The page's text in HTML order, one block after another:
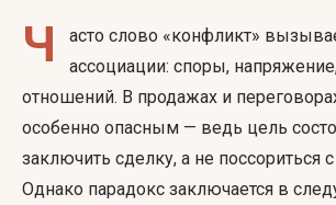
Ч
асто слово «конфликт»
ассоциации: споры,
отношений. В продажах и
особенно опасным — ведь цель
заключить сделку, а не поссориться
Однако парадокс заключается в